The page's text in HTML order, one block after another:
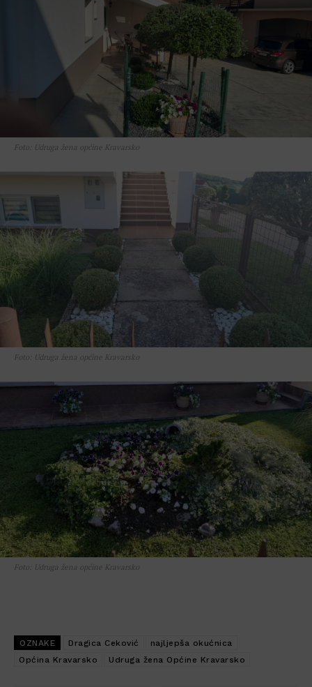
Foto: Udruga žena općine Kravarsko
Foto: Udruga žena općine Kravarsko
Foto: Udruga žena općine Kravarsko
OZNAKE Dragica Ceković
najljepša okućnica
Općina Kravarsko
Udruga žena Općine Kravarsko